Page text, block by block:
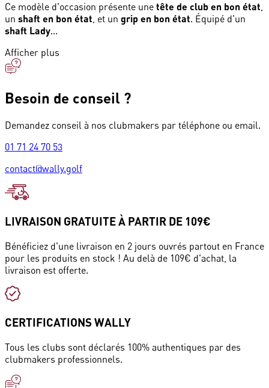
Ce modèle d'occasion présente une tête de club en bon état,
un shaft en bon état, et un grip en bon état. Équipé d'un
shaft Lady...
Afficher plus
Besoin de conseil ?
Demandez conseil à nos clubmakers par téléphone ou email.
01 71 24 70 53
contact@wally.golf
LIVRAISON GRATUITE À PARTIR DE 109€
Bénéficiez d'une livraison en 2 jours ouvrés partout en France
pour les produits en stock ! Au delà de 109€ d'achat, la
livraison est offerte.
CERTIFICATIONS WALLY
Tous les clubs sont déclarés 100% authentiques par des
clubmakers professionnels.